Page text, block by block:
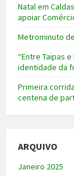
Natal em
apoiar
Metrominuto
“Entre Taipas
identidade da
Primeira
centena de
ARQUIVO
Janeiro 2025